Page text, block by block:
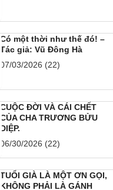
Có một thời như thế đó! –
Tác giả: Vũ Đông Hà
07/03/2026 (22)
CUỘC ĐỜI VÀ CÁI CHẾT
CỦA CHA TRƯƠNG BỬU
DIỆP.
06/30/2026 (22)
TUỔI GIÀ LÀ MỘT ƠN GỌI,
KHÔNG PHẢI LÀ GÁNH